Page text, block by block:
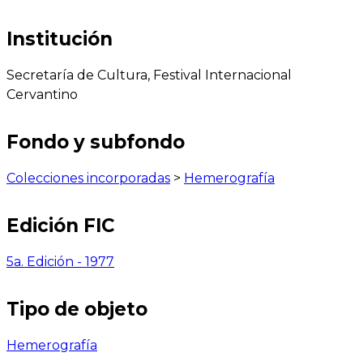
Institución
Secretaría de Cultura, Festival Internacional
Cervantino
Fondo y subfondo
Colecciones incorporadas > Hemerografía
Edición FIC
5a. Edición - 1977
Tipo de objeto
Hemerografía